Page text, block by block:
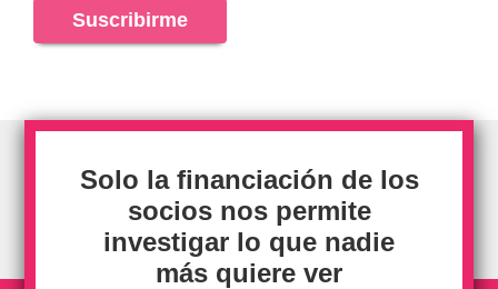
Solo la financiación de los
socios nos permite
investigar lo que nadie
más quiere ver